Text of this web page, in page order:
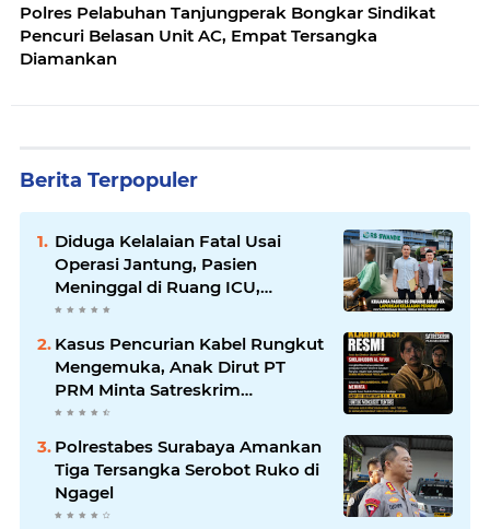
Polres Pelabuhan Tanjungperak Bongkar Sindikat
Pencuri Belasan Unit AC, Empat Tersangka
Diamankan
Berita Terpopuler
Diduga Kelalaian Fatal Usai
Operasi Jantung, Pasien
Meninggal di Ruang ICU,
Keluarga Tuntut RSUD dr.
Jawab
Kasus Pencurian Kabel Rungkut
Mengemuka, Anak Dirut PT
PRM Minta Satreskrim
Polrestabes Surabaya Usut
Polrestabes Surabaya Amankan
Tiga Tersangka Serobot Ruko di
Ngagel